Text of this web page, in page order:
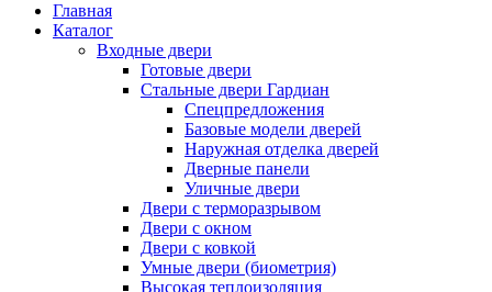
Главная
Каталог
Входные двери
Готовые двери
Стальные двери Гардиан
Спецпредложения
Базовые модели дверей
Наружная отделка дверей
Дверные панели
Уличные двери
Двери с терморазрывом
Двери с окном
Двери с ковкой
Умные двери (биометрия)
Высокая теплоизоляция